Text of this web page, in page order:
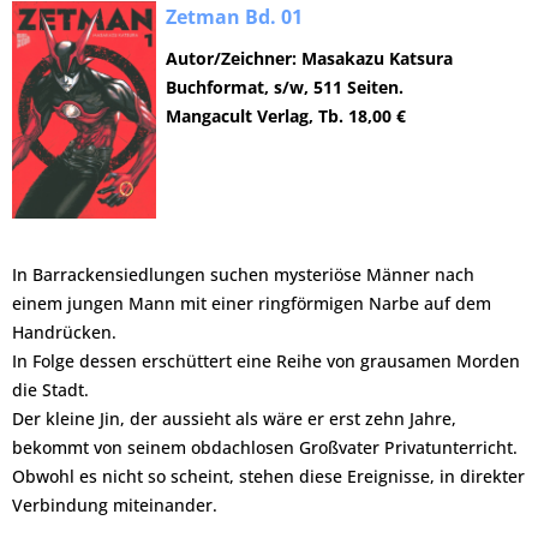
Zetman Bd. 01
Autor/Zeichner: Masakazu Katsura
Buchformat, s/w, 511 Seiten.
Mangacult Verlag, Tb. 18,00 €
In Barrackensiedlungen suchen mysteriöse Männer nach
einem jungen Mann mit einer ringförmigen Narbe auf dem
Handrücken.
In Folge dessen erschüttert eine Reihe von grausamen Morden
die Stadt.
Der kleine Jin, der aussieht als wäre er erst zehn Jahre,
bekommt von seinem obdachlosen Großvater Privatunterricht.
Obwohl es nicht so scheint, stehen diese Ereignisse, in direkter
Verbindung miteinander.